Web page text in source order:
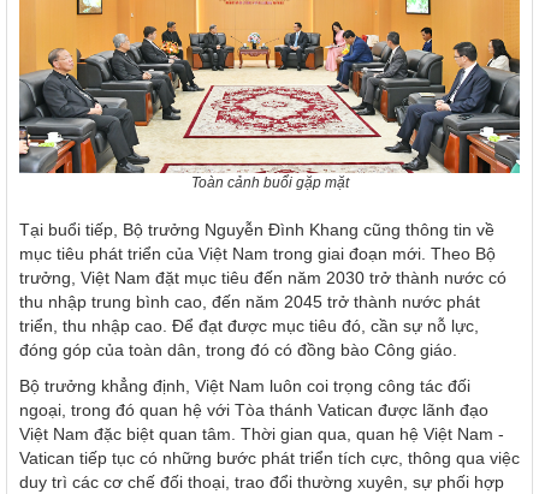
Toàn cảnh buổi gặp mặt
Tại buổi tiếp, Bộ trưởng Nguyễn Đình Khang cũng thông tin về
mục tiêu phát triển của Việt Nam trong giai đoạn mới. Theo Bộ
trưởng, Việt Nam đặt mục tiêu đến năm 2030 trở thành nước có
thu nhập trung bình cao, đến năm 2045 trở thành nước phát
triển, thu nhập cao. Để đạt được mục tiêu đó, cần sự nỗ lực,
đóng góp của toàn dân, trong đó có đồng bào Công giáo.
Bộ trưởng khẳng định, Việt Nam luôn coi trọng công tác đối
ngoại, trong đó quan hệ với Tòa thánh Vatican được lãnh đạo
Việt Nam đặc biệt quan tâm. Thời gian qua, quan hệ Việt Nam -
Vatican tiếp tục có những bước phát triển tích cực, thông qua việc
duy trì các cơ chế đối thoại, trao đổi thường xuyên, sự phối hợp